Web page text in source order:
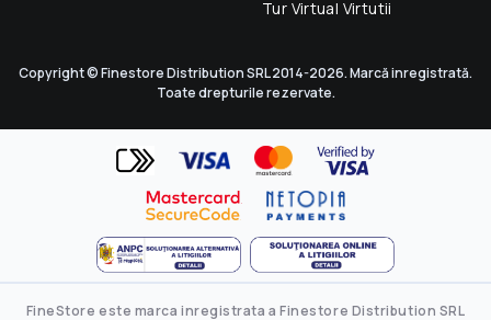
Tur Virtual Virtutii
Copyright © Finestore Distribution SRL 2014-2026. Marcă inregistrată.
Toate drepturile rezervate.
FineStore este marca inregistrata a Finestore Distribution SRL